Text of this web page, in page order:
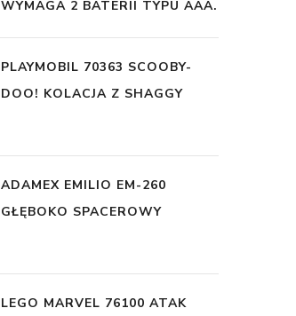
WYMAGA 2 BATERII TYPU AAA.
PLAYMOBIL 70363 SCOOBY-
DOO! KOLACJA Z SHAGGY
ADAMEX EMILIO EM-260
GŁĘBOKO SPACEROWY
LEGO MARVEL 76100 ATAK